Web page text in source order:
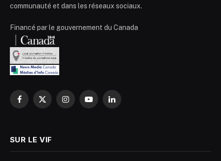
communauté et dans les réseaux sociaux.
Financé par le gouvernement du Canada
Facebook
X
InstagramYouTubeLinkedIn
SUR LE VIF